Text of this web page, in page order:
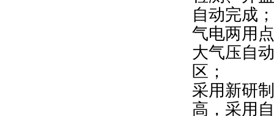
自动完成；
气电两用
大气压自
区；
采用新研
高，采用